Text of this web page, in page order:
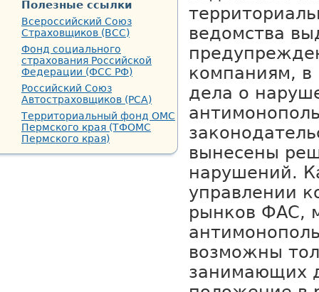
ведомства
компаниям,
дела о
вынесены
нарушений.
управлении
рынков ФАС,
возможны
занимающих
Полезные ссылки
Всероссийский Союз
Страховщиков (ВСС)
Фонд социального
страхования Российской
Федерации (ФСС РФ)
Российский Союз
Автостраховщиков (РСА)
Территориальный фонд ОМС
Пермского края (ТФОМС
Пермского края)